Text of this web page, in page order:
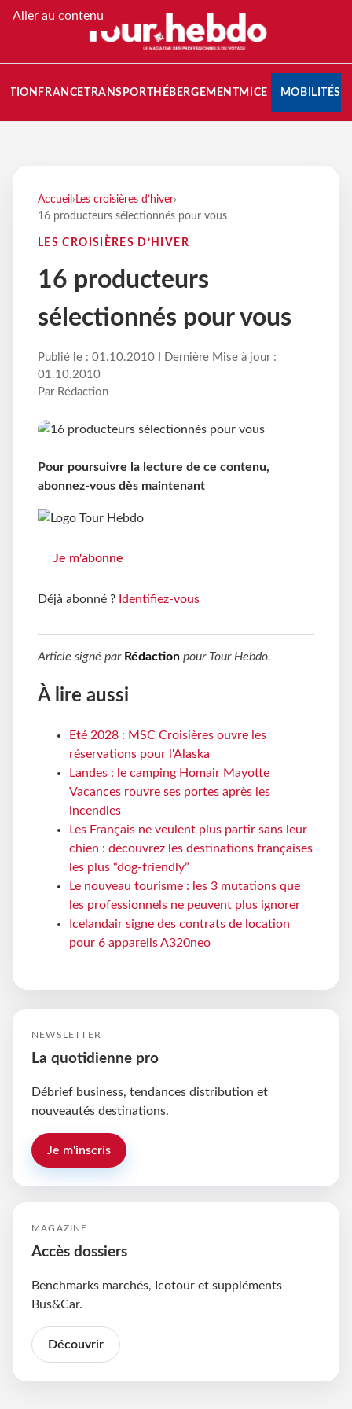
Aller au contenu
FRANCETRANSPORT HÉBERGEMENTMICE MOBILITÉS
Accueil › Les croisières d’hiver›
16 producteurs sélectionnés pour vous
LES CROISIÈRES D’HIVER
16 producteurs
sélectionnés pour vous
Publié le : 01.10.2010 I Dernière Mise à jour :
01.10.2010
Par Rédaction
Pour poursuivre la lecture de ce contenu,
abonnez-vous dès maintenant
Je m'abonne
Déjà abonné ? Identifiez-vous
Article signé par Rédaction pour Tour Hebdo.
À lire aussi
Eté 2028 : MSC Croisières ouvre les
réservations pour l'Alaska
Landes : le camping Homair Mayotte
Vacances rouvre ses portes après les
incendies
Les Français ne veulent plus partir sans leur
chien : découvrez les destinations françaises
les plus “dog-friendly”
Le nouveau tourisme : les 3 mutations que
les professionnels ne peuvent plus ignorer
Icelandair signe des contrats de location
pour 6 appareils A320neo
NEWSLETTER
La quotidienne pro
Débrief business, tendances distribution et
nouveautés destinations.
Je m'inscris
MAGAZINE
Accès dossiers
Benchmarks marchés, Icotour et suppléments
Bus&Car.
Découvrir